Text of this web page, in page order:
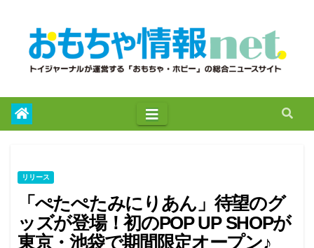
リリース
「ぺたぺたみにりあん」待望のグ
ッズが登場！初のPOP UP SHOPが
東京・池袋で期間限定オープン♪